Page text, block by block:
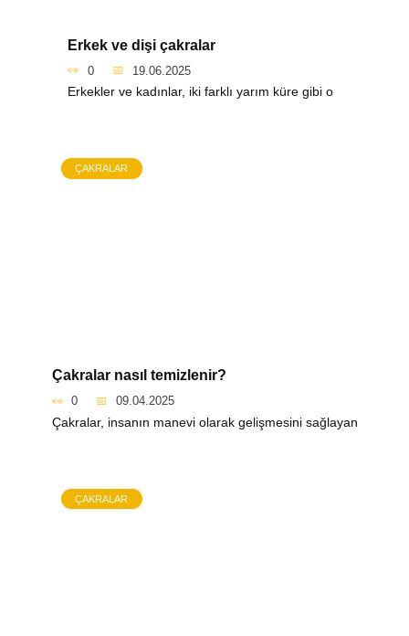
Erkek ve dişi çakralar
0 19.06.2025
Erkekler ve kadınlar, iki farklı yarım küre gibi o
ÇAKRALAR
Çakralar nasıl temizlenir?
0 09.04.2025
Çakralar, insanın manevi olarak gelişmesini sağlayan
ÇAKRALAR